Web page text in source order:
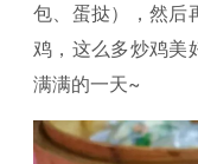
包、蛋挞），然后
鸡，这么多炒鸡美
满满的一天~